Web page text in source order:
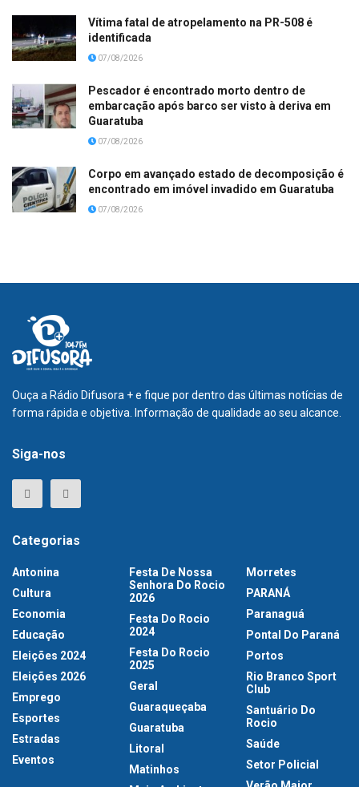
Vítima fatal de atropelamento na PR-508 é
identificada
07/08/2026
Pescador é encontrado morto dentro de
embarcação após barco ser visto à deriva em
Guaratuba
07/08/2026
Corpo em avançado estado de decomposição é
encontrado em imóvel invadido em Guaratuba
07/08/2026
Ouça a Rádio Difusora + e fique por dentro das últimas notícias de
forma rápida e objetiva. Informação de qualidade ao seu alcance.
Siga-nos
Categorias
Antonina
Cultura
Economia
Educação
Eleições 2024
Eleições 2026
Emprego
Esportes
Estradas
Eventos
Festa De Nossa
Senhora Do Rocio
2026
Festa Do Rocio
2024
Festa Do Rocio
2025
Geral
Guaraqueçaba
Guaratuba
Litoral
Matinhos
Morretes
PARANÁ
Paranaguá
Pontal Do Paraná
Portos
Rio Branco Sport
Club
Santuário Do
Rocio
Saúde
Setor Policial